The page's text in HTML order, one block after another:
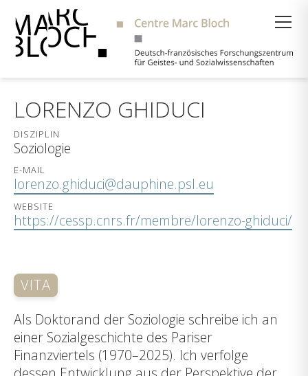
LORENZO GHIDUCI
DISZIPLIN
Soziologie
E-MAIL
lorenzo.ghiduci@dauphine.psl.eu
WEBSITE
https://cessp.cnrs.fr/membre/lorenzo-ghiduci/
VITA
Als Doktorand der Soziologie schreibe ich an
einer Sozialgeschichte des Pariser
Finanzviertels (1970–2025). Ich verfolge